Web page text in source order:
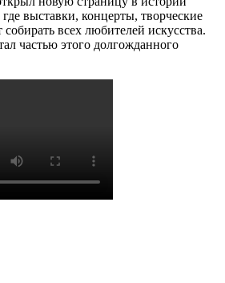
выставки, концерты, творческие
всех любителей искусства.
частью этого долгожданного